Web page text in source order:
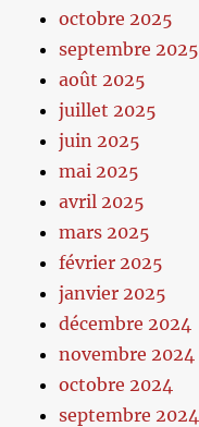
octobre 2025
septembre 2025
août 2025
juillet 2025
juin 2025
mai 2025
avril 2025
mars 2025
février 2025
janvier 2025
décembre 2024
novembre 2024
octobre 2024
septembre 2024